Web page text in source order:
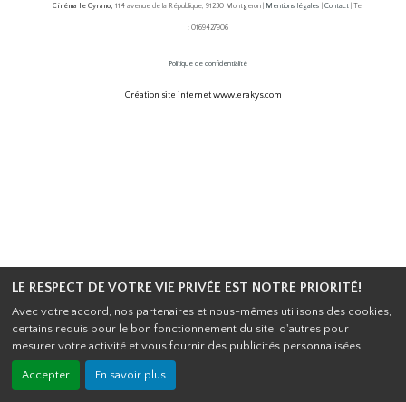
LE RESPECT DE VOTRE VIE PRIVÉE EST NOTRE PRIORITÉ!
Avec votre accord, nos partenaires et nous-mêmes utilisons des cookies,
certains requis pour le bon fonctionnement du site, d'autres pour
mesurer votre activité et vous fournir des publicités personnalisées.
Accepter En savoir plus
Cinéma le Cyrano, 114 avenue de la République, 91230 Montgeron | Mentions légales Contact | Tel
: 0169427906
Politique de confidentialité
Création site internet www.erakys.com